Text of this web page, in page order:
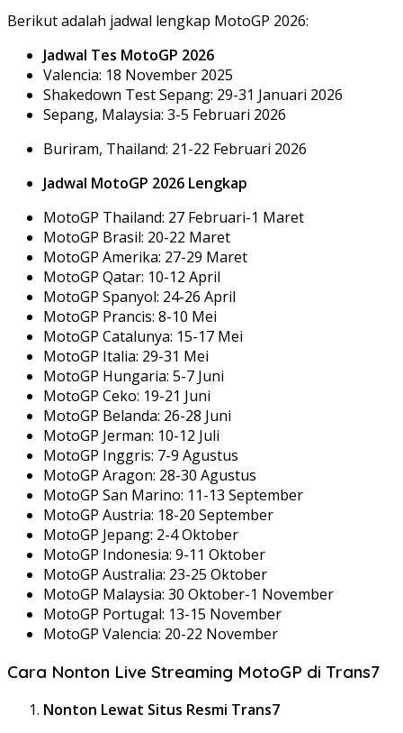
Berikut adalah jadwal lengkap MotoGP 2026:
Jadwal Tes MotoGP 2026
Valencia: 18 November 2025
Shakedown Test Sepang: 29-31 Januari 2026
Sepang, Malaysia: 3-5 Februari 2026
Buriram, Thailand: 21-22 Februari 2026
Jadwal MotoGP 2026 Lengkap
MotoGP Thailand: 27 Februari-1 Maret
MotoGP Brasil: 20-22 Maret
MotoGP Amerika: 27-29 Maret
MotoGP Qatar: 10-12 April
MotoGP Spanyol: 24-26 April
MotoGP Prancis: 8-10 Mei
MotoGP Catalunya: 15-17 Mei
MotoGP Italia: 29-31 Mei
MotoGP Hungaria: 5-7 Juni
MotoGP Ceko: 19-21 Juni
MotoGP Belanda: 26-28 Juni
MotoGP Jerman: 10-12 Juli
MotoGP Inggris: 7-9 Agustus
MotoGP Aragon: 28-30 Agustus
MotoGP San Marino: 11-13 September
MotoGP Austria: 18-20 September
MotoGP Jepang: 2-4 Oktober
MotoGP Indonesia: 9-11 Oktober
MotoGP Australia: 23-25 Oktober
MotoGP Malaysia: 30 Oktober-1 November
MotoGP Portugal: 13-15 November
MotoGP Valencia: 20-22 November
Cara Nonton Live Streaming MotoGP di Trans7
Nonton Lewat Situs Resmi Trans7